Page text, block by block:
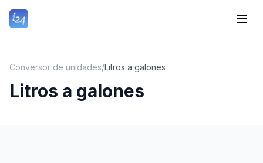
Conversor de unidades/Litros a galones
Litros a galones